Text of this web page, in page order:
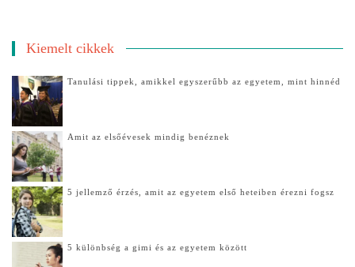
Kiemelt cikkek
Tanulási tippek, amikkel egyszerűbb az egyetem, mint hinnéd
Amit az elsőévesek mindig benéznek
5 jellemző érzés, amit az egyetem első heteiben érezni fogsz
5 különbség a gimi és az egyetem között